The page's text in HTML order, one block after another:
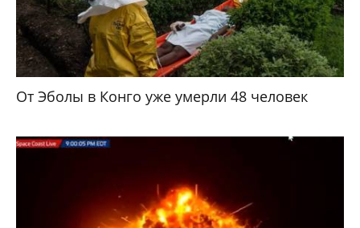
От Эболы в Конго уже умерли 48 человек